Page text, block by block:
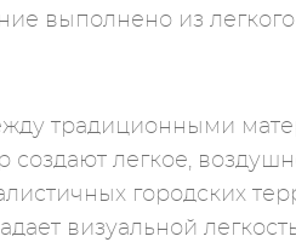
выполнено из
традиционными
создают легкое,
городских
визуальной